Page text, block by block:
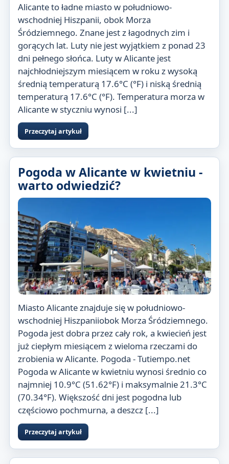
Alicante to ładne miasto w południowo-
wschodniej Hiszpanii, obok Morza
Śródziemnego. Znane jest z łagodnych zim i
gorących lat. Luty nie jest wyjątkiem z ponad 23
dni pełnego słońca. Luty w Alicante jest
najchłodniejszym miesiącem w roku z wysoką
średnią temperaturą 17.6°C (°F) i niską średnią
temperaturą 17.6°C (°F). Temperatura morza w
Alicante w styczniu wynosi [...]
Przeczytaj artykuł
Pogoda w Alicante w kwietniu -
warto odwiedzić?
Miasto Alicante znajduje się w południowo-
wschodniej Hiszpaniiobok Morza Śródziemnego.
Pogoda jest dobra przez cały rok, a kwiecień jest
już ciepłym miesiącem z wieloma rzeczami do
zrobienia w Alicante. Pogoda - Tutiempo.net
Pogoda w Alicante w kwietniu wynosi średnio co
najmniej 10.9°C (51.62°F) i maksymalnie 21.3°C
(70.34°F). Większość dni jest pogodna lub
częściowo pochmurna, a deszcz [...]
Przeczytaj artykuł